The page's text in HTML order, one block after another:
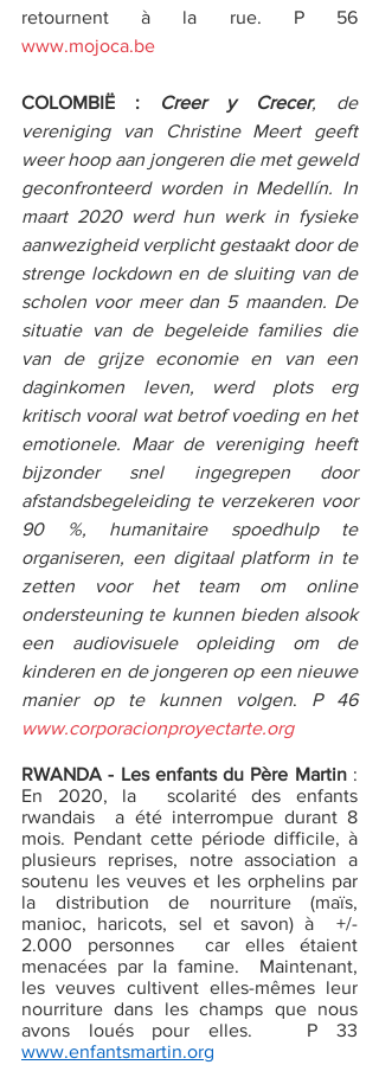
www.mojoca.be
COLOMBIË : Creer y Crecer, de
vereniging van Christine Meert geeft
weer hoop aan jongeren die met geweld
geconfronteerd worden in Medellín. In
maart 2020 werd hun werk in fysieke
aanwezigheid verplicht gestaakt door de
strenge lockdown en de sluiting van de
scholen voor meer dan 5 maanden. De
situatie van de begeleide families die
van de grijze economie en van een
daginkomen leven, werd plots erg
kritisch vooral wat betrof voeding en het
emotionele. Maar de vereniging heeft
bijzonder snel ingegrepen door
afstandsbegeleiding te verzekeren voor
90 %, humanitaire spoedhulp te
organiseren, een digitaal platform in te
zetten voor het team om online
ondersteuning te kunnen bieden alsook
een audiovisuele opleiding om de
kinderen en de jongeren op een nieuwe
manier op te kunnen volgen.
P 46
www.corporacionproyectarte.org
RWANDA - Les enfants du Père Martin :
En 2020, la  scolarité des enfants
rwandais  a été interrompue durant 8
mois. Pendant cette période difficile, à
plusieurs reprises, notre association a
soutenu les veuves et les orphelins par
la distribution de nourriture (maïs,
manioc, haricots, sel et savon) à  +/-
2.000 personnes  car elles étaient
menacées par la famine.  Maintenant,
les veuves cultivent elles-mêmes leur
nourriture dans les champs que nous
www.enfantsmartin.org